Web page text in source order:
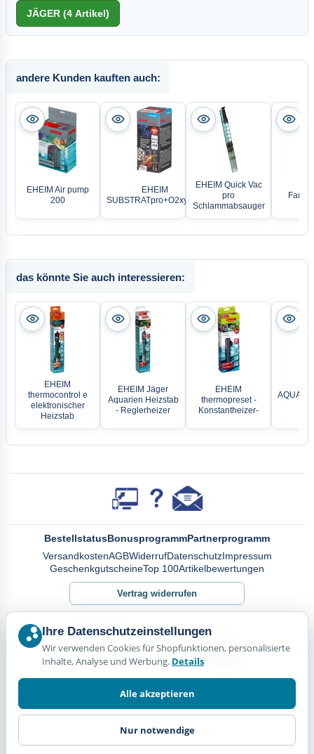
andere Kunden kauften auch:
EHEIM Air pump
200
EHEIM
SUBSTRATpro+O2xygen
EHEIM Quick Vac
pro
Schlammabsauger
das könnte Sie auch interessieren:
EHEIM
thermocontrol e
elektronischer
Heizstab
EHEIM Jäger
Aquarien Heizstab
- Reglerheizer
EHEIM
thermopreset -
Konstantheizer-
BestellstatusBonusprogrammPartnerprogramm
VersandkostenAGBWiderrufDatenschutzImpressum
GeschenkgutscheineTop 100Artikelbewertungen
Vertrag widerrufen
Ihre Datenschutzeinstellungen
Wir verwenden Cookies für Shopfunktionen, personalisierte
Inhalte, Analyse und Werbung. Details
Alle akzeptieren
Nur notwendige